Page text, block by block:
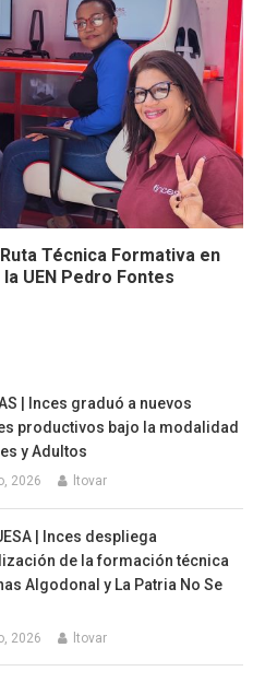
Técnica Formativa en
UEN Pedro Fontes
| Inces graduó a nuevos
productivos bajo la modalidad
y Adultos
2026 ltovar
| Inces despliega
de la formación técnica
Algodonal y La Patria No Se
2026 ltovar